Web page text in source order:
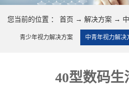
您当前的位置 ： 首页 → 解决方案 →
青少年视力解决方案 中青年视力解决
40型数码生